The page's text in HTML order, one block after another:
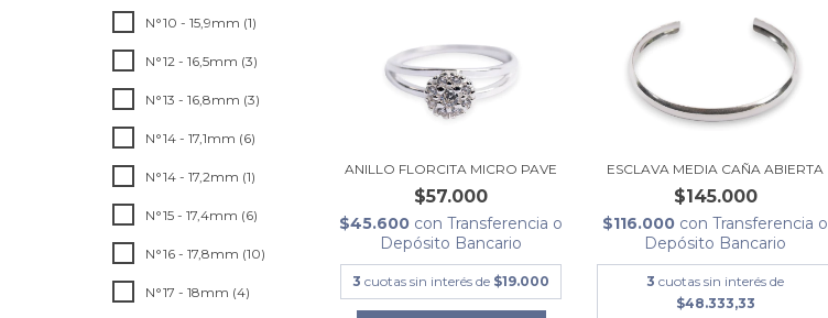
N°10 - 15,9mm (1)
N°12 - 16,5mm (3)
N°13 - 16,8mm (3)
N°14 - 17,1mm (6)
N°14 - 17,2mm (1)
N°15 - 17,4mm (6)
N°16 - 17,8mm (10)
N°17 - 18mm (4)
ANILLO FLORCITA MICRO PAVE
$57.000
$45.600 con Transferencia o
Depósito Bancario
3 cuotas sin interés de $19.000
ESCLAVA MEDIA CAÑA ABIERTA
$145.000
$116.000 con Transferencia o
Depósito Bancario
3 cuotas sin interés de
$48.333,33